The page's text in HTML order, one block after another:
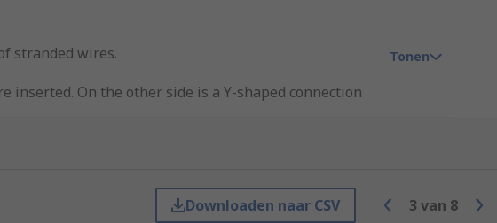
stranded wires.
On the other side is a Y-shaped connection
Tonen
Downloaden naar CSV 3 van 8